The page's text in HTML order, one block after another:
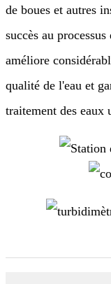
de boues et autres
succès au
améliore
qualité de l'eau et
traitement des eaux